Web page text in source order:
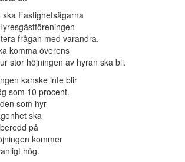
ska Fastighetsägarna
frågan med varandra.
komma överens
stor höjningen av hyran ska bli.
kanske inte blir
som 10 procent.
som hyr
ska
på
kommer
hög.